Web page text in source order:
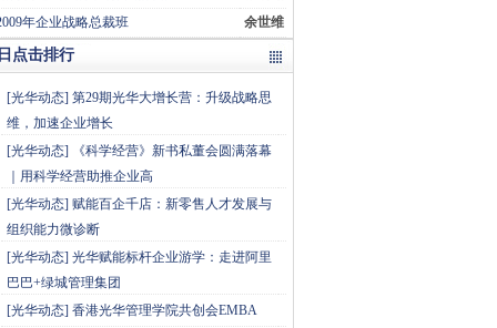
年企业战略总裁班
余世维
点击排行
[光华动态] 第29期光华大增长营：升级战略思
维，加速企业增长
[光华动态]
《科学经营》新书私董会圆满落幕
｜用科学经营助推企业高
[光华动态] 赋能百企千店：新零售人才发展与
组织能力微诊断
[光华动态] 光华赋能标杆企业游学：走进阿里
巴巴+绿城管理集团
[光华动态] 香港光华管理学院共创会EMBA